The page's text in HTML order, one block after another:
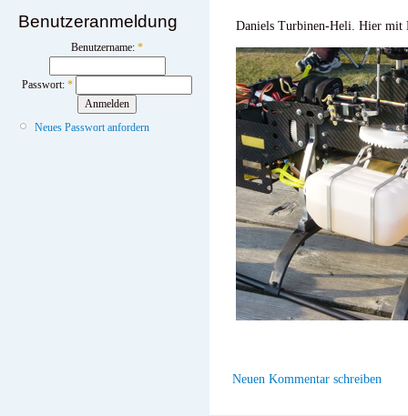
Benutzeranmeldung
Benutzername: *
Passwort: *
Neues Passwort anfordern
Daniels Turbinen-Heli. Hier mit
Neuen Kommentar schreiben